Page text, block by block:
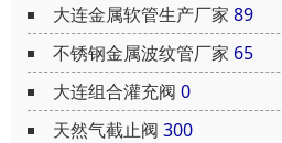
大连金属软管生产厂家 89
不锈钢金属波纹管厂家 65
大连组合灌充阀 0
天然气截止阀 300